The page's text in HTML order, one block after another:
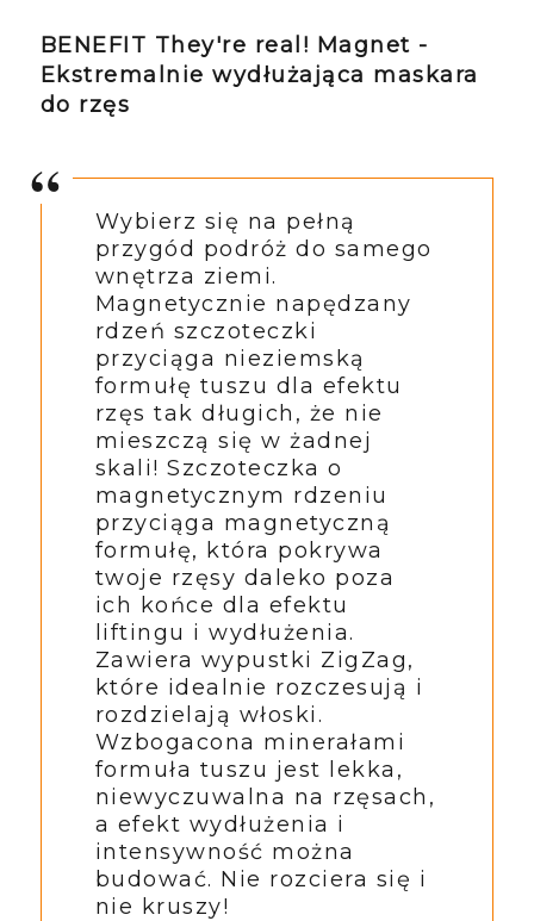
BENEFIT They're real! Magnet -
Ekstremalnie wydłużająca maskara
do rzęs
Wybierz się na pełną
przygód podróż do samego
wnętrza ziemi.
Magnetycznie napędzany
rdzeń szczoteczki
przyciąga nieziemską
formułę tuszu dla efektu
rzęs tak długich, że nie
mieszczą się w żadnej
skali! Szczoteczka o
magnetycznym rdzeniu
przyciąga magnetyczną
formułę, która pokrywa
twoje rzęsy daleko poza
ich końce dla efektu
liftingu i wydłużenia.
Zawiera wypustki ZigZag,
które idealnie rozczesują i
rozdzielają włoski.
Wzbogacona minerałami
formuła tuszu jest lekka,
niewyczuwalna na rzęsach,
a efekt wydłużenia i
intensywność można
budować. Nie rozciera się i
nie kruszy!